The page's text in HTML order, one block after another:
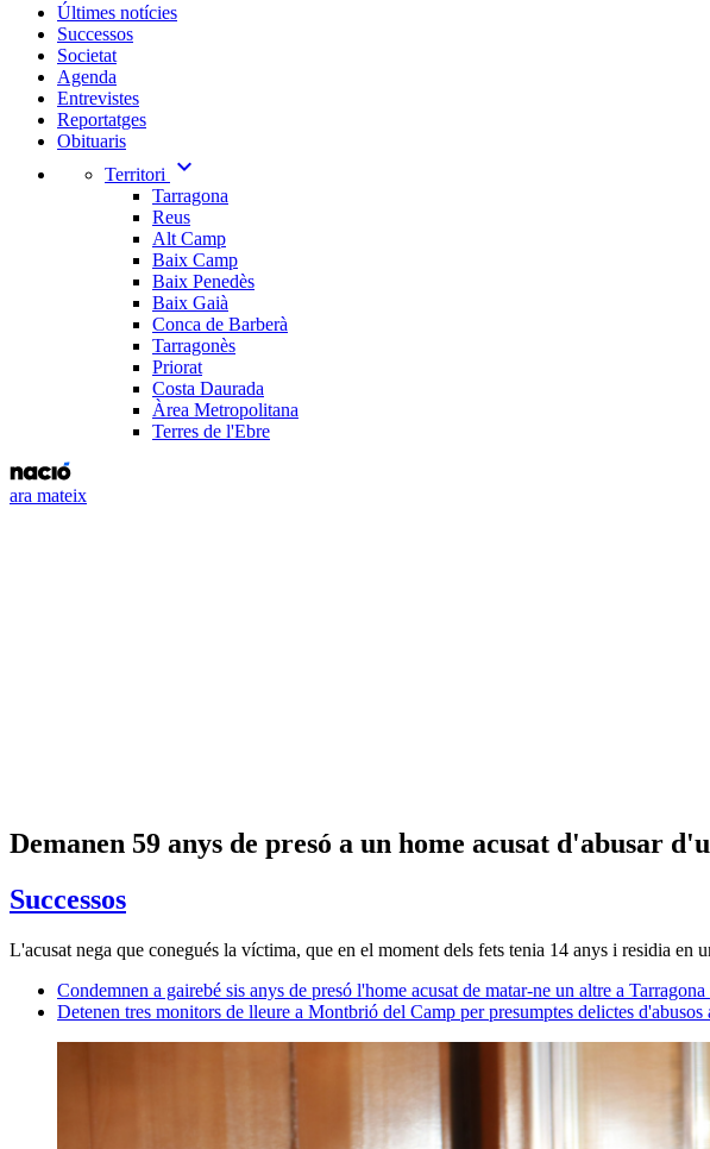
Últimes notícies
Successos
Societat
Agenda
Entrevistes
Reportatges
Obituaris
Territori
expand_more
Tarragona
Reus
Alt Camp
Baix Camp
Baix Penedès
Baix Gaià
Conca de Barberà
Tarragonès
Priorat
Costa Daurada
Àrea Metropolitana
Terres de l'Ebre
ara mateix
Demanen 59 anys de presó a un home acusat d'abusar
Successos
L'acusat nega que conegués la víctima, que en el moment dels fets tenia 14 anys i residia en
Condemnen a gairebé sis anys de presó l'home acusat de matar-ne un altre a
Detenen tres monitors de lleure a Montbrió del Camp per presumptes delictes d'abusos